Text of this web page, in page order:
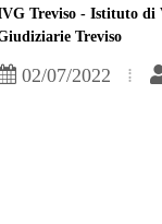
Treviso - Istituto di
Treviso
02/07/2022